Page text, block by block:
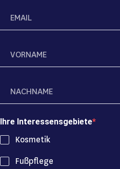
Ihre Interessensgebiete
Kosmetik
Fußpflege